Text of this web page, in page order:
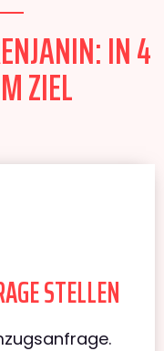
IN 4
ZIEL
STELLEN